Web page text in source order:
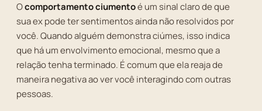
Ocomportamento ciumentoé um sinal claro de que
sua ex pode ter sentimentos ainda não resolvidos por
você. Quando alguém demonstra ciúmes, isso indica
que há um envolvimento emocional, mesmo que a
relação tenha terminado. É comum que ela reaja de
maneira negativa ao ver você interagindo com outras
pessoas.